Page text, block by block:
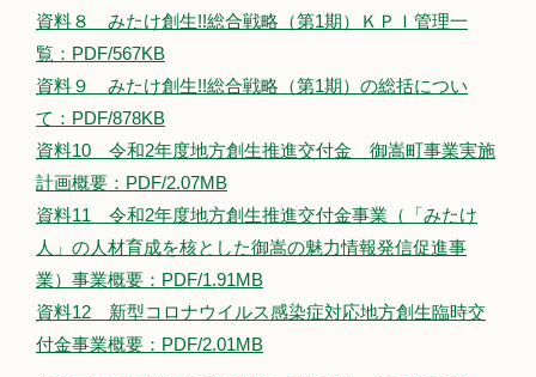
資料８ みたけ創生!!総合戦略（第1期）ＫＰＩ管理一
覧：PDF/567KB
資料９ みたけ創生!!総合戦略（第1期）の総括につい
て：PDF/878KB
資料10 令和2年度地方創生推進交付金 御嵩町事業実施
計画概要：PDF/2.07MB
資料11 令和2年度地方創生推進交付金事業（「みたけ
人」の人材育成を核とした御嵩の魅力情報発信促進事
業）事業概要：PDF/1.91MB
資料12 新型コロナウイルス感染症対応地方創生臨時交
付金事業概要：PDF/2.01MB